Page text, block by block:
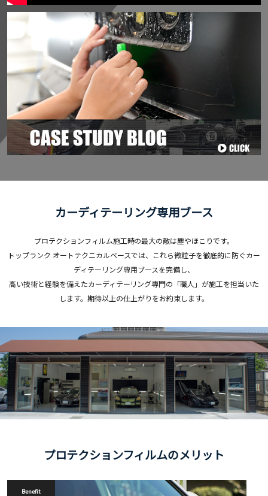
カーディテーリング専用ブース
プロテクションフィルム施工時の最大の敵は塵やほこりです。
トップランク オートテクニカルベースでは、これら微粒子を徹底的に防ぐカー
ディテーリング専用ブースを完備し、
高い技術と経験を備えたカーディテーリング専門の「職人」が施工を担当いた
します。期待以上の仕上がりをお約束します。
プロテクションフィルムのメリット
Benefit